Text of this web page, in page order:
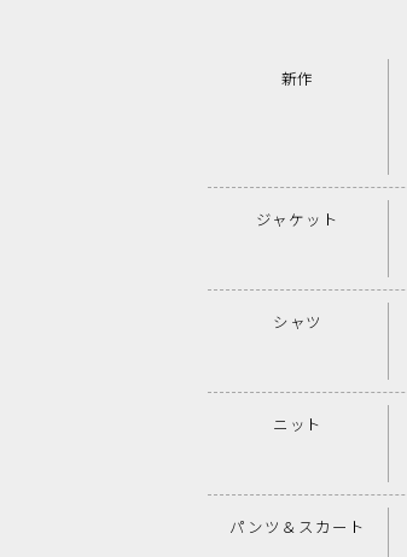
新作
ジャケット
シャツ
ニット
パンツ＆スカート